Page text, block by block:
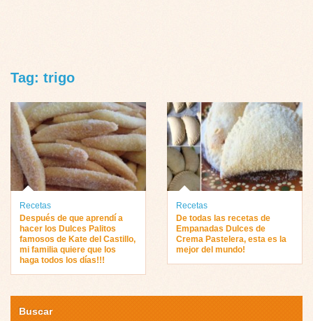
Tag: trigo
Recetas
Después de que aprendí a
hacer los Dulces Palitos
famosos de Kate del Castillo,
mi familia quiere que los
haga todos los días!!!
Recetas
De todas las recetas de
Empanadas Dulces de
Crema Pastelera, esta es la
mejor del mundo!
Buscar